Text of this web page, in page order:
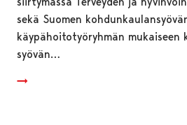
sekä Suomen
käypähoitotyöryhmän mukaiseen
syövän…